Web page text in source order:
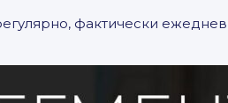
фактически